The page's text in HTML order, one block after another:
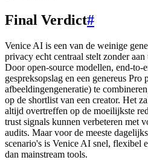
Final Verdict#
Venice AI is een van de weinige
privacy echt centraal stelt zonder
Door open-source modellen, end-to-
gespreksopslag en een genereus
afbeeldingengeneratie) te
op de shortlist van een creator. Het
altijd overtreffen op de moeilijkste
trust signals kunnen verbeteren met
audits. Maar voor de meeste
scenario's is Venice AI snel, flexibel
dan mainstream tools.